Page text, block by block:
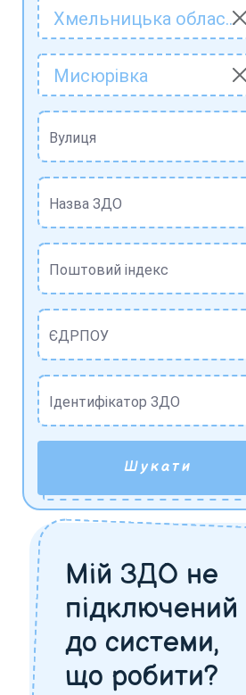
Хмельницька область
Мисюрівка
Вулиця
Назва ЗДО
Поштовий індекс
ЄДРПОУ
Ідентифікатор ЗДО
Шукати
Мій ЗДО не
підключений
до системи,
що робити?